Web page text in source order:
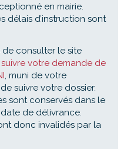
en mairie.
délais d’instruction sont
de consulter le site
votre demande de
, muni de votre
suivre votre dossier.
sont conservés dans le
de délivrance.
donc invalidés par la